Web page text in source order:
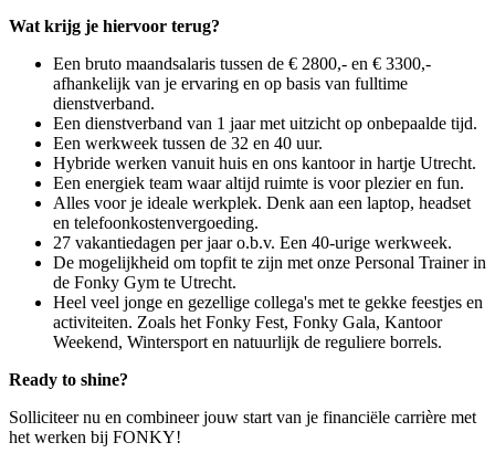
Wat krijg je hiervoor terug?
Een bruto maandsalaris tussen de € 2800,- en € 3300,-
afhankelijk van je ervaring en op basis van fulltime
dienstverband.
Een dienstverband van 1 jaar met uitzicht op onbepaalde tijd.
Een werkweek tussen de 32 en 40 uur.
Hybride werken vanuit huis en ons kantoor in hartje Utrecht.
Een energiek team waar altijd ruimte is voor plezier en fun.
Alles voor je ideale werkplek. Denk aan een laptop, headset
en telefoonkostenvergoeding.
27 vakantiedagen per jaar o.b.v. Een 40-urige werkweek.
De mogelijkheid om topfit te zijn met onze Personal Trainer in
de Fonky Gym te Utrecht.
Heel veel jonge en gezellige collega's met te gekke feestjes en
activiteiten. Zoals het Fonky Fest, Fonky Gala, Kantoor
Weekend, Wintersport en natuurlijk de reguliere borrels.
Ready to shine?
Solliciteer nu en combineer jouw start van je financiële carrière met
het werken bij FONKY!